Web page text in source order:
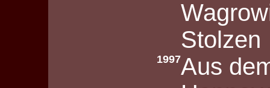
Stolzen
1997Aus